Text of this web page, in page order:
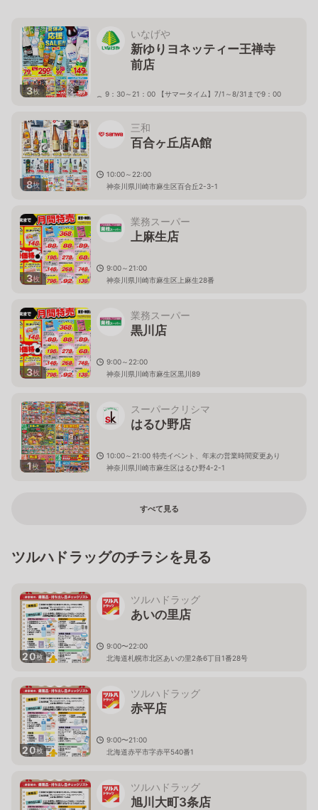
3枚
いなげや
新ゆりヨネッティー王禅寺
前店
9：30～21：00 【サマータイム】7/1～8/31まで9：00
8枚
三和
百合ヶ丘店A館
10:00～22:00
神奈川県川崎市麻生区百合丘2-3-1
3枚
業務スーパー
上麻生店
9:00～21:00
神奈川県川崎市麻生区上麻生28番
3枚
業務スーパー
黒川店
9:00～22:00
神奈川県川崎市麻生区黒川89
1枚
スーパークリシマ
はるひ野店
10:00～21:00 特売イベント、年末の営業時間変更あり
神奈川県川崎市麻生区はるひ野4-2-1
すべて見る
ツルハドラッグのチラシを見る
20枚
ツルハドラッグ
あいの里店
9:00〜22:00
北海道札幌市北区あいの里2条6丁目1番28号
20枚
ツルハドラッグ
赤平店
9:00〜21:00
北海道赤平市字赤平540番1
ツルハドラッグ
旭川大町3条店